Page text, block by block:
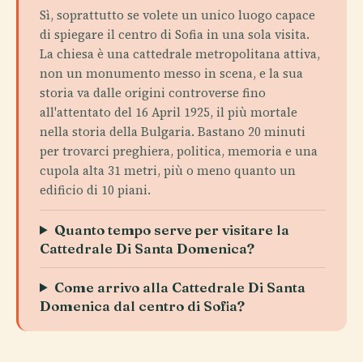
Sì, soprattutto se volete un unico luogo capace
di spiegare il centro di Sofia in una sola visita.
La chiesa è una cattedrale metropolitana attiva,
non un monumento messo in scena, e la sua
storia va dalle origini controverse fino
all'attentato del 16 April 1925, il più mortale
nella storia della Bulgaria. Bastano 20 minuti
per trovarci preghiera, politica, memoria e una
cupola alta 31 metri, più o meno quanto un
edificio di 10 piani.
Quanto tempo serve per visitare la
Cattedrale Di Santa Domenica?
Come arrivo alla Cattedrale Di Santa
Domenica dal centro di Sofia?